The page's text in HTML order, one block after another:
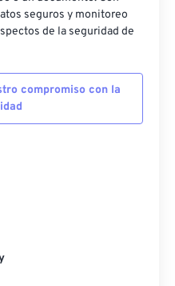
seguros y monitoreo
de la seguridad de
compromiso con la